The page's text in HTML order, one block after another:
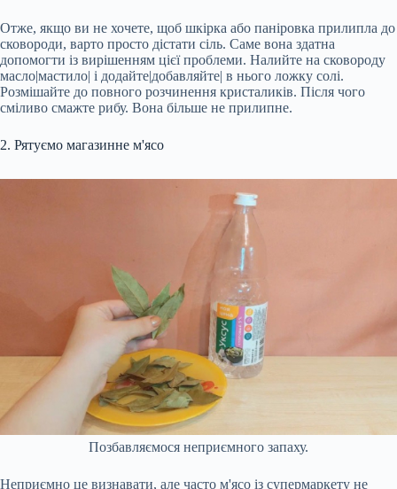
Отже, якщо ви не хочете, щоб шкірка або паніровка прилипла до
сковороди, варто просто дістати сіль. Саме вона здатна
допомогти із вирішенням цієї проблеми. Налийте на сковороду
масло|мастило| і додайте|добавляйте| в нього ложку солі.
Розмішайте до повного розчинення кристаликів. Після чого
сміливо смажте рибу. Вона більше не прилипне.
2. Рятуємо магазинне м'ясо
Позбавляємося неприємного запаху.
Неприємно це визнавати, але часто м'ясо із супермаркету не